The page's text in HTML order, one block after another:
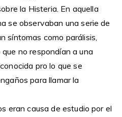
la Histeria. En aquella
se observaban una serie de
síntomas como parálisis,
no respondían a una
pro lo que se
para llamar la
eran causa de estudio por el